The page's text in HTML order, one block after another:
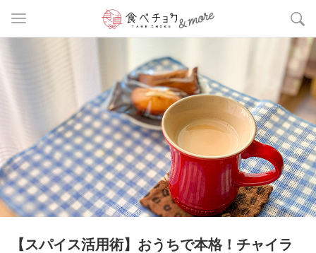
【スパイス活用術】おうちで本格！チャイラ